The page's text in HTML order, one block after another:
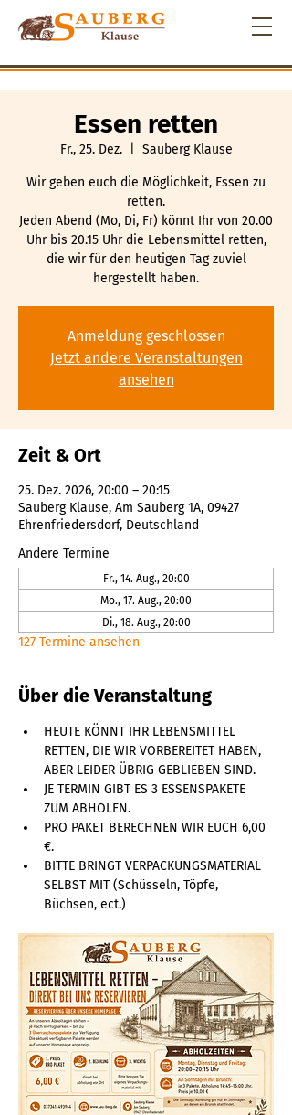
Essen retten
Fr., 25. Dez.
  |
Sauberg Klause
Wir geben euch die Möglichkeit, Essen zu
retten.
Jeden Abend (Mo, Di, Fr) könnt Ihr von 20.00
Uhr bis 20.15 Uhr die Lebensmittel retten,
die wir für den heutigen Tag zuviel
hergestellt haben.
Anmeldung geschlossen
Jetzt andere Veranstaltungen
ansehen
Zeit & Ort
25. Dez. 2026, 20:00 – 20:15
Sauberg Klause, Am Sauberg 1A, 09427
Ehrenfriedersdorf, Deutschland
Andere Termine
Fr., 14. Aug., 20:00
Mo., 17. Aug., 20:00
Di., 18. Aug., 20:00
127 Termine ansehen
Über die Veranstaltung
HEUTE KÖNNT IHR LEBENSMITTEL
RETTEN, DIE WIR VORBEREITET HABEN,
ABER LEIDER ÜBRIG GEBLIEBEN SIND.
JE TERMIN GIBT ES 3 ESSENSPAKETE
ZUM ABHOLEN.
PRO PAKET BERECHNEN WIR EUCH 6,00
€.
BITTE BRINGT VERPACKUNGSMATERIAL
SELBST MIT (Schüsseln, Töpfe,
Büchsen, ect.)